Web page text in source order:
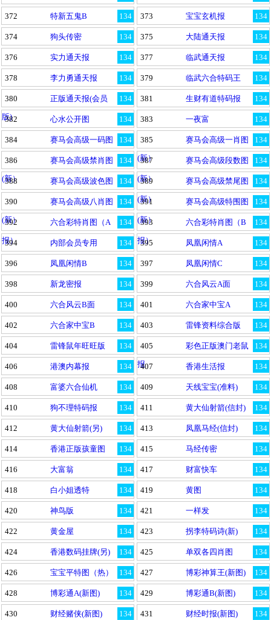
134
372 特新五鬼B 134
373 宝宝玄机报
134
374 狗头传密 134
375 大陆通天报
134
376 实力通天报 134
377 临武通天报
134
378 李力勇通天报 134
379 临武六合特码王
134
380
正版通天报(会员
版)
134
381 生财有道特码报
134
382 心水公开图 134
383 一夜富
134
384 赛马会高级一码图 134
385
赛马会高级一肖图
(新）
134
386
赛马会高级禁肖图
(新）
134
387
赛马会高级段数图
(新）
134
388 赛马会高级波色图 134
389
赛马会高级禁尾图
(新）
134
390
赛马会高级八肖图
(新）
134
391
赛马会高级特围图
(新）
134
392
六合彩特肖图（A
报）
134
393
六合彩特肖图（B
报）
134
394 内部会员专用 134
395 凤凰闲情A
134
396 凤凰闲情B 134
397 凤凰闲情C
134
398 新龙密报 134
399 六合风云A面
134
400 六合风云B面 134
401 六合家中宝A
134
402 六合家中宝B 134
403 雷锋资料综合版
134
404 雷锋鼠年旺旺版 134
405
彩色正版澳门老鼠
报
134
406 港澳内幕报 134
407 香港生活报
134
408 富婆六合仙机 134
409 天线宝宝(准料)
134
410 狗不理特码报 134
411 黄大仙射箭(信封)
134
412 黄大仙射箭(另) 134
413 凤凰马经(信封)
134
414 香港正版孩童图 134
415 马经传密
134
416 大富翁 134
417 财富快车
134
418 白小姐透特 134
419 黄图
134
420 神鸟版 134
421 一样发
134
422 黄金屋 134
423 拐李特码诗(新)
134
424 香港数码挂牌(另) 134
425 单双各四肖图
134
426 宝宝平特图（热） 134
427 博彩神算王(新图)
134
428 博彩通A(新图) 134
429 博彩通B(新图)
134
430 财经赌侠(新图) 134
431 财经时报(新图)